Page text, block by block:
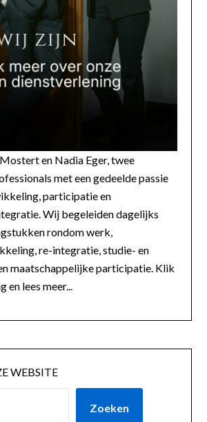
en Nadia Eger, twee
met een gedeelde passie
participatie en
Wij begeleiden dagelijks
rondom werk,
re-integratie, studie- en
maatschappelijke participatie. Klik
en lees meer...
WEBSITE
Zoeken